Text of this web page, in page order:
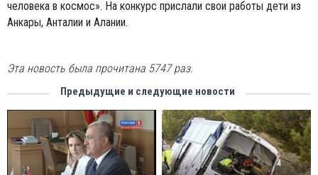
человека в космос». На конкурс прислали свои работы дети из
Анкары, Анталии и Алании.
Эта новость была прочитана 5747 раз.
Предыдущие и следующие новости